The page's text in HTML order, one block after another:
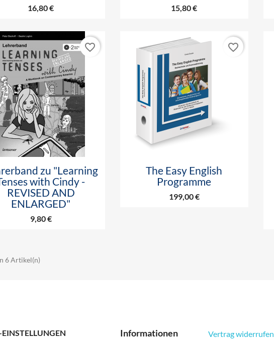
16,80 € 15,80 €
Vorschau
zu "Learning
with Cindy -
REVISED AND
ENLARGED"
9,80 €
favorite_border
Vorschau
The Easy English
Programme
199,00 €
favorite_border
6 Artikel(n)
Informationen Vertrag widerrufen